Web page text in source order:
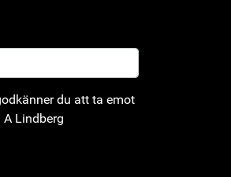
du att ta emot
Lindberg